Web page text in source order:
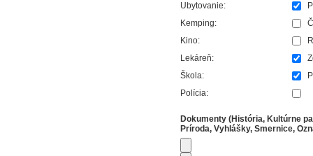
Ubytovanie:
Kemping:
Kino:
Lekáreň:
Škola:
Polícia:
Dokumenty (História, Kultúrne
Príroda, Vyhlášky, Smernice,